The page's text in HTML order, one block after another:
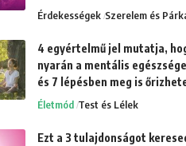
Érdekességek Szerelem és
4 egyértelmű jel mutatja,
nyarán a mentális
és 7 lépésben meg is
Életmód Test és Lélek
Ezt a 3 tulajdonságot